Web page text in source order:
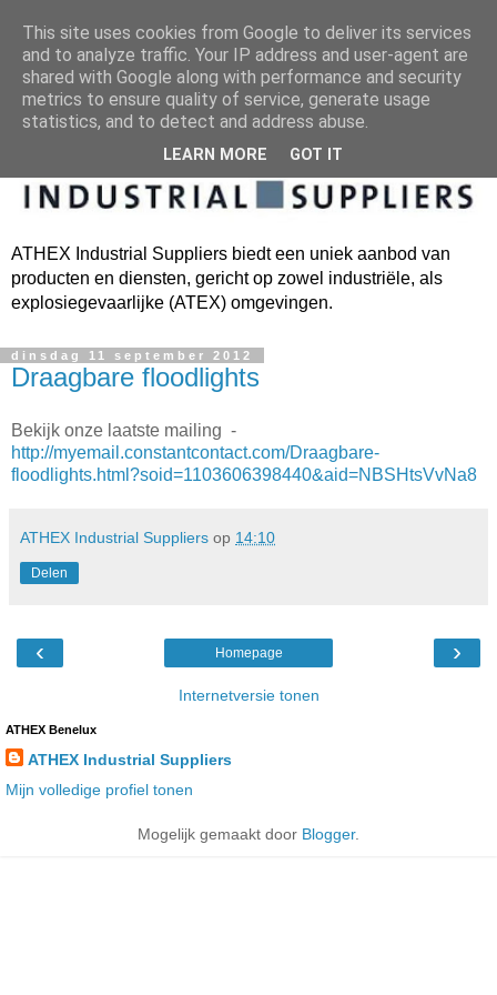
ATHEX Industrial Suppliers biedt een uniek aanbod van
producten en diensten, gericht op zowel industriële, als
explosiegevaarlijke (ATEX) omgevingen.
dinsdag 11 september 2012
Draagbare floodlights
Bekijk onze laatste mailing -
http://myemail.constantcontact.com/Draagbare-
floodlights.html?soid=1103606398440&aid=NBSHtsVvNa8
ATHEX Industrial Suppliers op 14:10
Delen
‹ ›
Homepage
Internetversie tonen
ATHEX Benelux
ATHEX Industrial Suppliers
Mijn volledige profiel tonen
Mogelijk gemaakt door Blogger.
This site uses cookies from Google to deliver its services
and to analyze traffic. Your IP address and user-agent are
shared with Google along with performance and security
metrics to ensure quality of service, generate usage
statistics, and to detect and address abuse.
LEARN MORE GOT IT